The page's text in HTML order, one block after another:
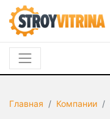
Главная Компании